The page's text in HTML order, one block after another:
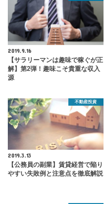
2019.9.16
【サラリーマンは趣味で稼ぐが正
解】第2弾！趣味こそ貴重な収入
源
不動産投資
2019.3.13
【公務員の副業】賃貸経営で陥り
やすい失敗例と注意点を徹底解説